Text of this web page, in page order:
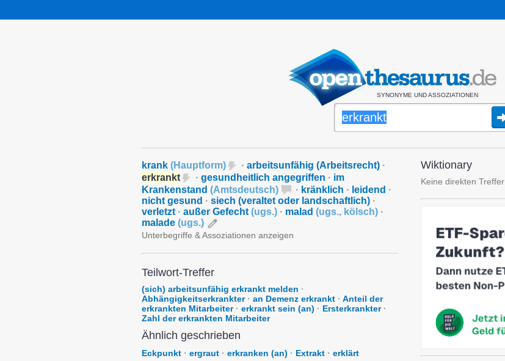
SYNONYME UND ASSOZIATIONEN
krank (Hauptform) · arbeitsunfähig (Arbeitsrecht) ·
erkrankt
· gesundheitlich angegriffen · im
Krankenstand (Amtsdeutsch) · kränklich · leidend ·
nicht gesund · siech (veraltet oder landschaftlich) ·
verletzt · außer Gefecht (ugs.) · malad (ugs., kölsch) ·
malade (ugs.)
Unterbegriffe & Assoziationen anzeigen
Teilwort-Treffer
(sich) arbeitsunfähig erkrankt melden ·
Abhängigkeitserkrankter · an Demenz erkrankt · Anteil der
erkrankten Mitarbeiter · erkrankt sein (an) · Ersterkrankter ·
Zahl der erkrankten Mitarbeiter
Ähnlich geschrieben
Eckpunkt · ergraut · erkranken (an) · Extrakt · erklärt
Wiktionary
Keine direkten Treffer